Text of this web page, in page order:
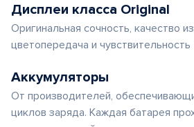
Дисплеи класса Original
Оригинальная сочность, качество
цветопередача и
Аккумуляторы
От производителей,
циклов заряда. Каждая батарея